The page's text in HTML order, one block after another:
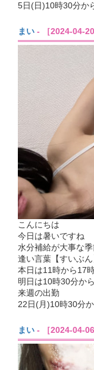
5日(日)10時30分か
まい - ［2024-04-
こんにちは
今日は暑いですね
水分補給が大事な
逢い言葉【すいぶん
本日は11時から17
明日は10時30分か
来週の出勤
22日(月)10時30分
まい - ［2024-04-